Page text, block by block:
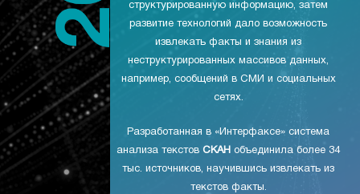
структурированную информацию, затем
развитие технологий дало возможность
извлекать факты и знания из
неструктурированных массивов данных,
например, сообщений в СМИ и социальных
сетях.
Разработанная в «Интерфаксе» система
анализа текстов СКАН объединила более 34
тыс. источников, научившись извлекать из
текстов факты.